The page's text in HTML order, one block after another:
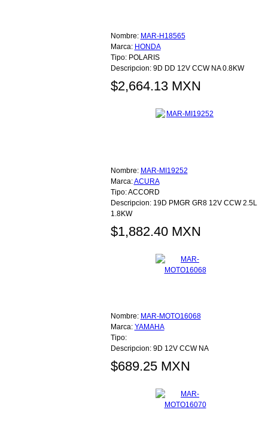
Nombre: MAR-H18565
Marca: HONDA
Tipo: POLARIS
Descripcion: 9D DD 12V CCW NA 0.8KW
$2,664.13 MXN
Nombre: MAR-MI19252
Marca:ACURA
Tipo:ACCORD
Descripcion: 19D PMGR GR8 12V CCW 2.5L
1.8KW
$1,882.40 MXN
Nombre: MAR-MOTO16068
Marca: YAMAHA
Tipo:
Descripcion: 9D 12V CCW NA
$689.25 MXN